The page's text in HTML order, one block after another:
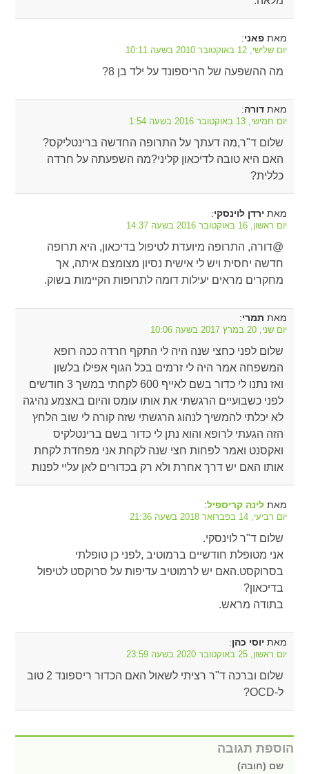
מאתפאני:
יום שלישי, 12 באוקטובר 2010 בשעה 10:11
מה ההשפעה של הריספונד על ילד בן 8?
מאתדורה:
יום חמישי, 13 באוקטובר 2016 בשעה 1:54
שלום ד"ר,מה דעתך על התרופה החדשה ברינטליקס?
האם היא טובה לדיכאון קליני?מה השפעתה על חרדה
כללית?
מאת ירדן לוינסקי:
יום ראשון, 16 באוקטובר 2016 בשעה 14:37
@דורה, התרופה מיועדת לטיפול בדיכאון, היא תרופה
חדשה יחסית ויש לי אישית נסיון מצומצם איתה, אך
מחקרים מראים יעילות דומה לתרופות הקיימות בשוק.
מאת תמרי:
יום שני, 20 במרץ 2017 בשעה 10:06
שלום לפני כחצי שנה היה לי התקף חרדה ככה רופא
המשפחה אמר היה לי זרמים בכל הגוף אפילו בלשון
ואז נתנו לי כדור בשם לאייף 600 לקחתי במשך 3 חודשים
לפני כשבועיים הרגשתי את אותו עומס והיום באצמע נהיגה
לא יכלתי להמשיך לנהוג הרגשתי שזה קורה לי שוב הלחץ
הזה הגעתי לרופא והוא נתן לי כדור בשם ברינטלקיס
ואקסנט ואמר לפחות חצי שנה לקחת אני מפחדת לקחת
אותו האם יש דרך אחרת ולא רק בכדורים לאן עליי לפנות
מאתלינה קריספיל:
יום רביעי, 14 בפברואר 2018 בשעה 21:36
שלום ד"ר לוינסקי.
אני מטופלת חודשיים ברמוטיב ,לפני כן טופלתי
בסרוקסט.האם יש לרמוטיב עדיפות על סרוקסט לטיפול
בדיכאון?
בתודה מראש.
מאת יוסי כהן:
יום ראשון, 25 באוקטובר 2020 בשעה 23:59
שלום וברכה ד"ר רציתי לשאול האם הכדור ריספונד 2 טוב
ל-OCD?
הוספת תגובה
שם (חובה)